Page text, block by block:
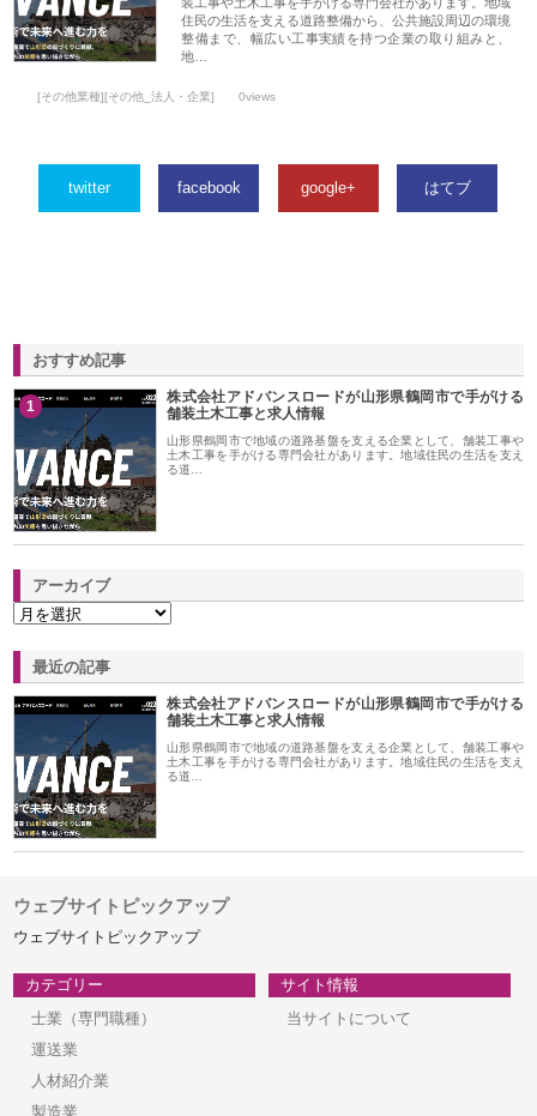
住民の生活を支える道路整備から、公共施設周辺の環境
整備まで、幅広い工事実績を持つ企業の取り組みと、
地…
[その他業種][その他_法人・企業] 0views
twitter facebook google+ はてブ
おすすめ記事
1
株式会社アドバンスロードが山形県鶴岡市で手がける
舗装土木工事と求人情報
山形県鶴岡市で地域の道路基盤を支える企業として、舗装工事や
土木工事を手がける専門会社があります。地域住民の生活を支え
る道…
アーカイブ
最近の記事
株式会社アドバンスロードが山形県鶴岡市で手がける
舗装土木工事と求人情報
山形県鶴岡市で地域の道路基盤を支える企業として、舗装工事や
土木工事を手がける専門会社があります。地域住民の生活を支え
る道…
ウェブサイトピックアップ
ウェブサイトピックアップ
カテゴリー
士業（専門職種）
運送業
人材紹介業
製造業
サイト情報
当サイトについて